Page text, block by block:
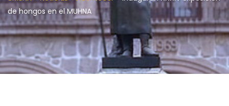
de hongos en el MUHNA